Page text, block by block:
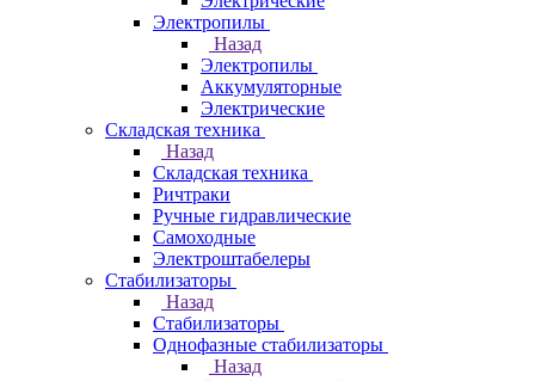
Электропилы
Назад
Электропилы
Аккумуляторные
Электрические
Складская техника
Назад
Складская техника
Ричтраки
Ручные гидравлические
Самоходные
Электроштабелеры
Стабилизаторы
Назад
Стабилизаторы
Однофазные стабилизаторы
Назад